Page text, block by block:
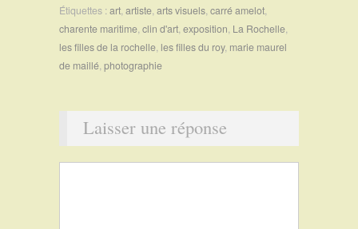
Étiquettes :art,artiste,arts visuels,carré amelot,
charente maritime,clin d'art,exposition, La Rochelle,
les filles de la rochelle, les filles du roy, marie maurel
de maillé,photographie
Laisser une réponse